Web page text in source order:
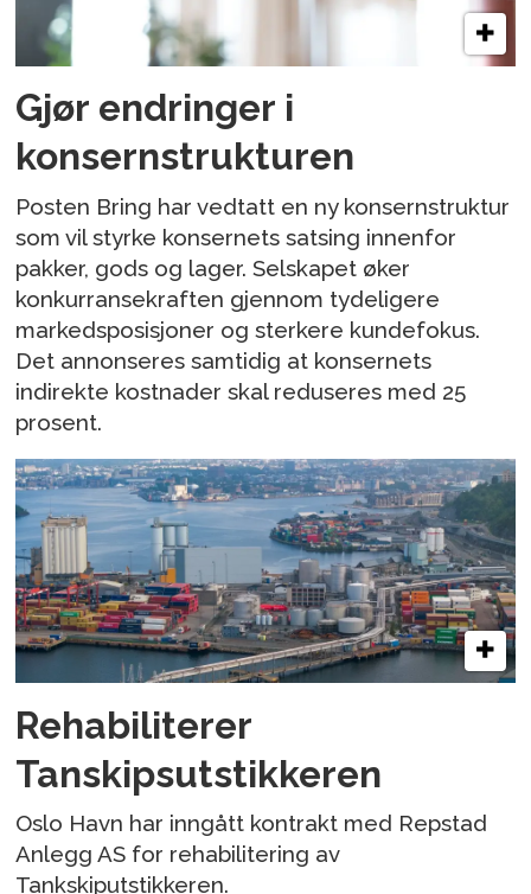
Gjør endringer i
konsernstrukturen
Posten Bring har vedtatt en ny konsernstruktur
som vil styrke konsernets satsing innenfor
pakker, gods og lager. Selskapet øker
konkurransekraften gjennom tydeligere
markedsposisjoner og sterkere kundefokus.
Det annonseres samtidig at konsernets
indirekte kostnader skal reduseres med 25
prosent.
Rehabiliterer
Tanskipsutstikkeren
Oslo Havn har inngått kontrakt med Repstad
Anlegg AS for rehabilitering av
Tankskiputstikkeren.